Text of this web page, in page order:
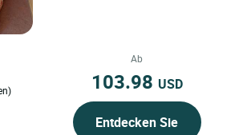
Ab
103.98 USD
Entdecken Sie